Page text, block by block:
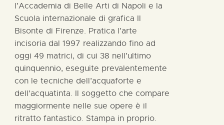
l’Accademia di Belle Arti di Napoli e la
Scuola internazionale di grafica Il
Bisonte di Firenze. Pratica l’arte
incisoria dal 1997 realizzando fino ad
oggi 49 matrici, di cui 38 nell’ultimo
quinquennio, eseguite prevalentemente
con le tecniche dell’acquaforte e
dell’acquatinta. Il soggetto che compare
maggiormente nelle sue opere è il
ritratto fantastico. Stampa in proprio.